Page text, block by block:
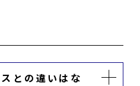
との違いはな